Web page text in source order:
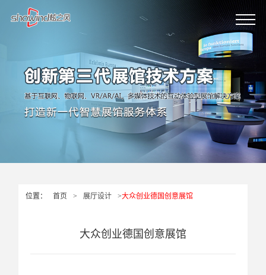
位置： 首页 > 展厅设计 >大众创业德国创意展馆
大众创业德国创意展馆